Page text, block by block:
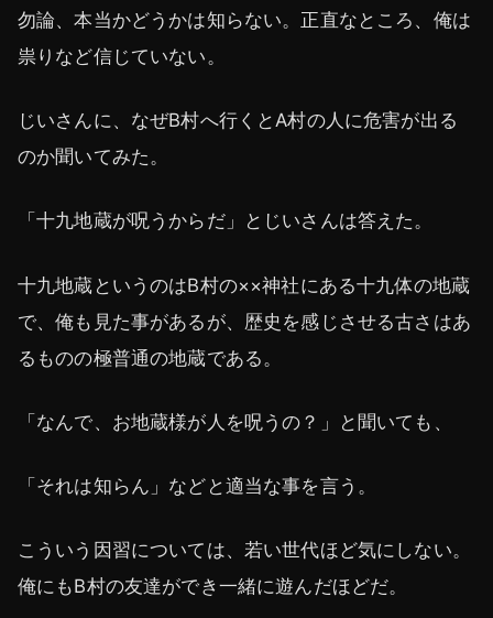
勿論、本当かどうかは知らない。正直なところ、俺は
祟りなど信じていない。
じいさんに、なぜB村へ行くとA村の人に危害が出る
のか聞いてみた。
「十九地蔵が呪うからだ」とじいさんは答えた。
十九地蔵というのはB村の××神社にある十九体の地蔵
で、俺も見た事があるが、歴史を感じさせる古さはあ
るものの極普通の地蔵である。
「なんで、お地蔵様が人を呪うの？」と聞いても、
「それは知らん」などと適当な事を言う。
こういう因習については、若い世代ほど気にしない。
俺にもB村の友達ができ一緒に遊んだほどだ。